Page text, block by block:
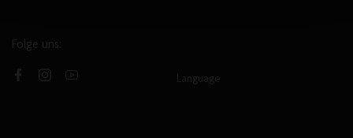
Folge uns:
Language